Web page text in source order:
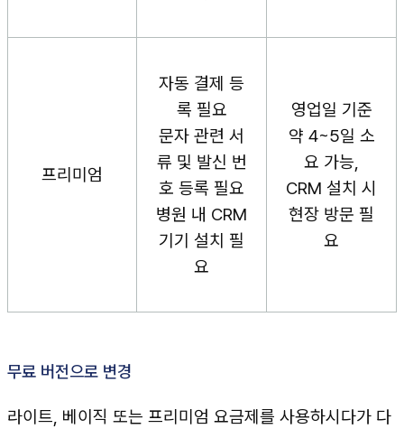
프리미엄
자동 결제 등
록 필요
문자 관련 서
류 및 발신 번
호 등록 필요
병원 내 CRM
기기 설치 필
요
영업일 기준
약 4~5일 소
요 가능,
CRM 설치 시
현장 방문 필
요
무료 버전으로 변경
라이트, 베이직 또는 프리미엄 요금제를 사용하시다가 다